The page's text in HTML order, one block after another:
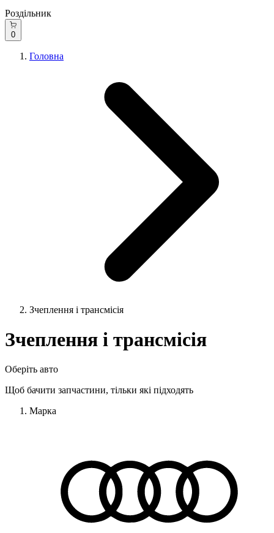
Роздільник
0
Головна
Зчеплення і трансмісія
Зчеплення і трансмісія
Оберіть авто
Щоб бачити запчастини, тільки які підходять
Марка